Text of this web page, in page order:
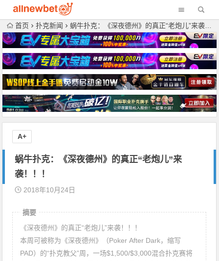
首页 扑克新闻 蜗牛扑克：《深夜德州》的真正“老炮儿”来袭！！！
蜗牛扑克：《深夜德州》的真正“老炮儿”来
袭！！！
2018年10月24日
摘要
《深夜德州》的真正“老炮儿”来袭！！！
本周可被称为《深夜德州》（Poker After Dark，缩写
PAD）的“扑克教父”周，一场$1,500/$3,000混合扑克赛将
A+